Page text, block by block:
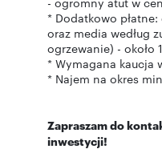
* Dodatkowo
oraz media według
ogrzewanie) - około
* Wymagana kaucja
* Najem na okres
Zapraszam do
inwestycji!